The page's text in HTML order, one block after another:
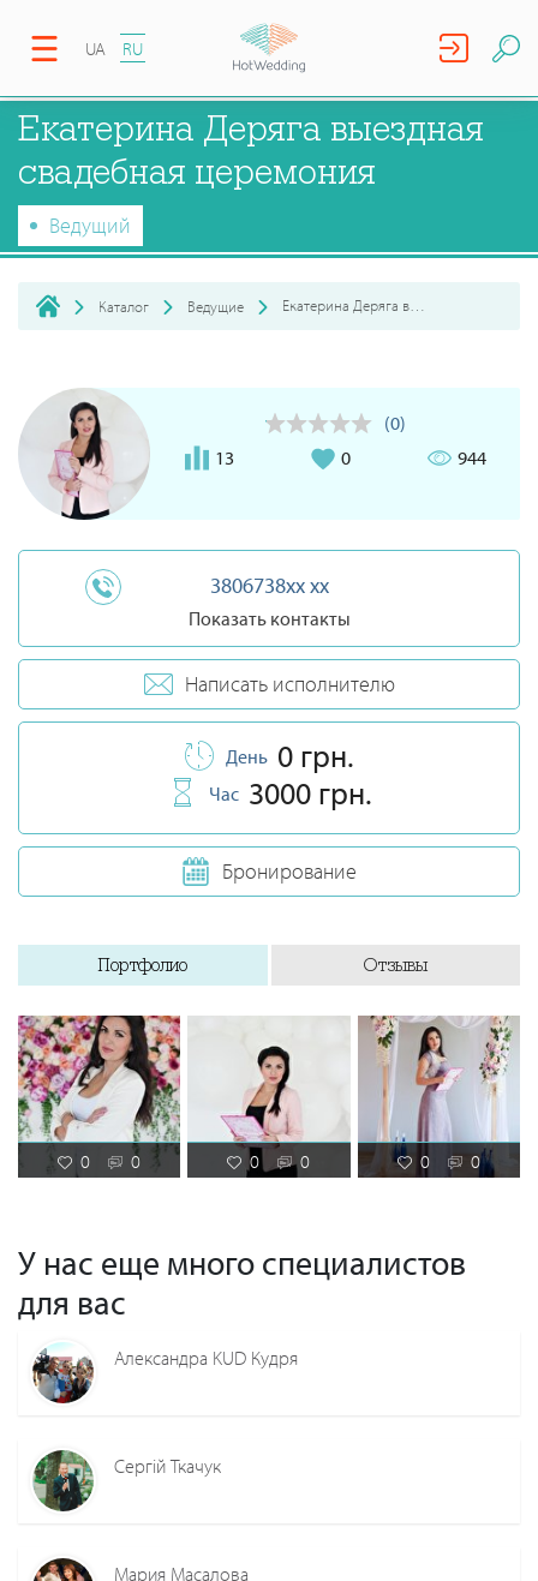
UA RU
Екатерина Деряга выездная
свадебная церемония
Ведущий
Каталог Ведущие
(0)
13
0 944
3806738xx xx
Показать контакты
Написать исполнителю
День 0 грн.
Час 3000 грн.
Бронирование
Портфолио Отзывы
0 0 0 0 0 0
У нас еще много специалистов
для вас
Александра KUD Кудря
Сергій Ткачук
Мария Масалова